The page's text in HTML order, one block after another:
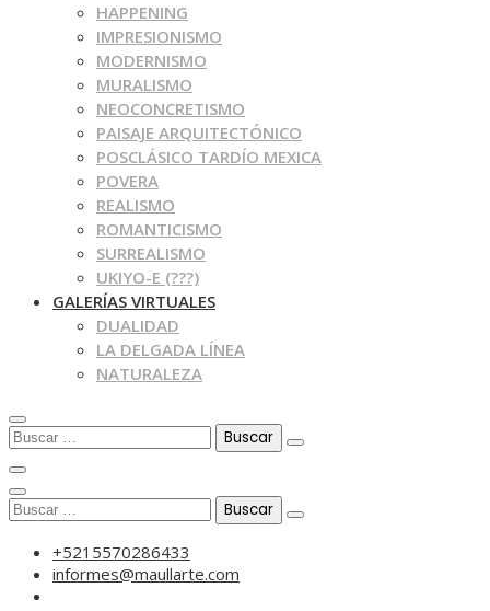
HAPPENING
IMPRESIONISMO
MODERNISMO
MURALISMO
NEOCONCRETISMO
PAISAJE ARQUITECTÓNICO
POSCLÁSICO TARDÍO MEXICA
POVERA
REALISMO
ROMANTICISMO
SURREALISMO
UKIYO-E (???)
GALERÍAS VIRTUALES
DUALIDAD
LA DELGADA LÍNEA
NATURALEZA
Buscar:
Buscar:
+5215570286433
informes@maullarte.com